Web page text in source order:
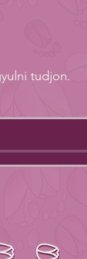
tudjon.